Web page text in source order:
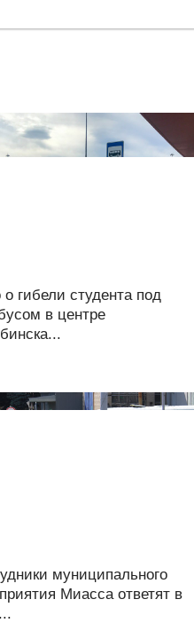
гибели студента под
в центре
муниципального
Миасса ответят в